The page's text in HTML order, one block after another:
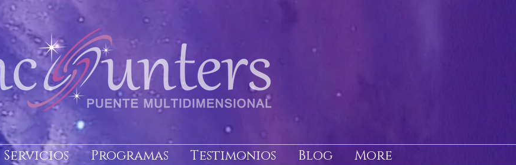
Servicios Programas Testimonios Blog More